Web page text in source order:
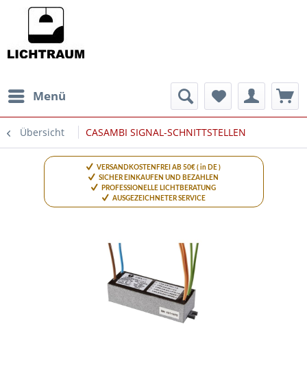
Menü
Übersicht CASAMBI SIGNAL-SCHNITTSTELLEN
VERSANDKOSTENFREI AB 50€ ( in DE )
SICHER EINKAUFEN UND BEZAHLEN
PROFESSIONELLE LICHTBERATUNG
AUSGEZEICHNETER SERVICE